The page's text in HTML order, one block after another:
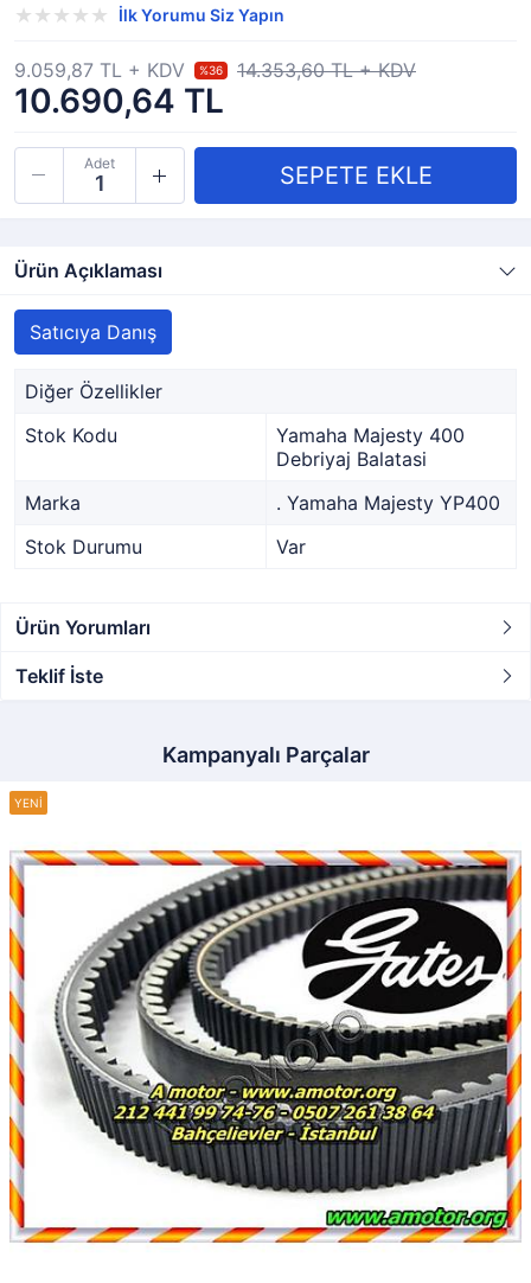
İlk Yorumu Siz Yapın
10.690,64 TL
9.059,87 TL + KDV %36 14.353,60 TL + KDV
Adet
Ürün Açıklaması
Satıcıya Danış
Diğer Özellikler
Stok Kodu
Yamaha Majesty 400
Debriyaj Balatasi
Marka
. Yamaha Majesty YP400
Stok Durumu
Var
Ürün Yorumları
Teklif İste
Kampanyalı Parçalar